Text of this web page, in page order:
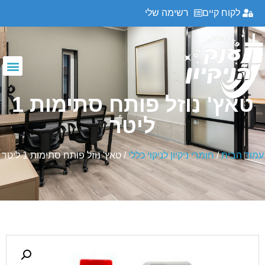
לקוח קיים רשימה שלי
טאץ' נוזל פותח סתימות 1
ליטר
עמוד הבית/חומרי ניקיון לניקוי כללי/ טאץ' נוזל פותח סתימות 1 ליטר